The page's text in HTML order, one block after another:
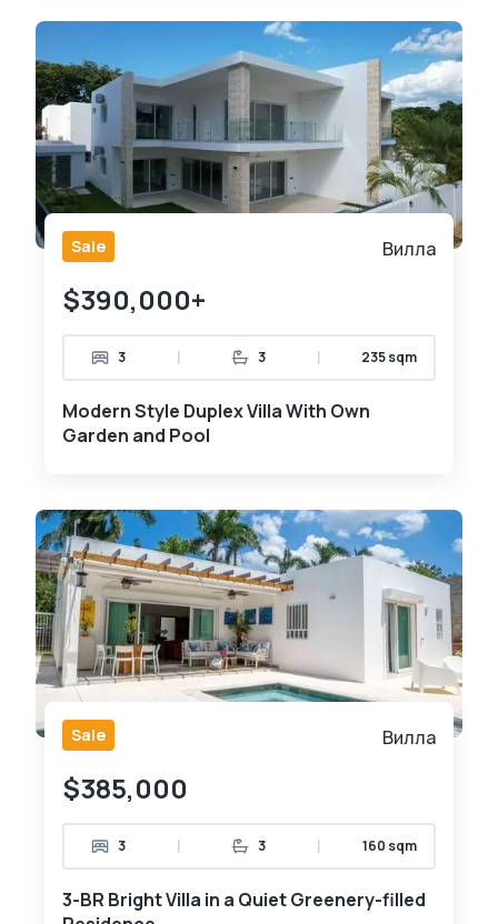
Sale Вилла
$390,000+
3 | 3 | 235 sqm
Modern Style Duplex Villa With Own
Garden and Pool
Sale Вилла
$385,000
3 | 3 | 160 sqm
3-BR Bright Villa in a Quiet Greenery-filled